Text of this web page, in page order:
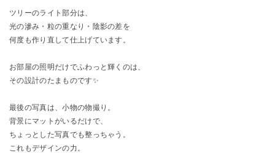
ツリーのライト部分は、
光の滲み・粒の重なり・陰影の差を
何度も作り直して仕上げています。
お部屋の照明だけでふわっと輝くのは、
その設計のたまものです✨
最後の写真は、小物の物撮り。
背景にマットがいるだけで、
ちょっとした写真でも整っちゃう。
これもデザインの力。